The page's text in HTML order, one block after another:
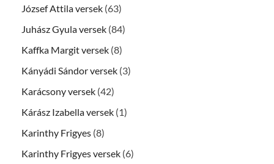
József Attila versek (63)
Juhász Gyula versek (84)
Kaffka Margit versek (8)
Kányádi Sándor versek (3)
Karácsony versek (42)
Kárász Izabella versek (1)
Karinthy Frigyes (8)
Karinthy Frigyes versek (6)